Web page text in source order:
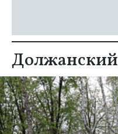
Должанский